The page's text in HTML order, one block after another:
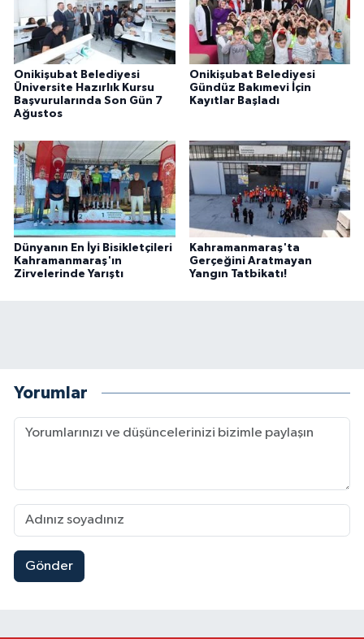
Onikişubat Belediyesi
Üniversite Hazırlık Kursu
Başvurularında Son Gün 7
Ağustos
Onikişubat Belediyesi
Gündüz Bakımevi İçin
Kayıtlar Başladı
Dünyanın En İyi Bisikletçileri
Kahramanmaraş'ın
Zirvelerinde Yarıştı
Kahramanmaraş'ta
Gerçeğini Aratmayan
Yangın Tatbikatı!
Yorumlar
Gönder
19:49 |Mersin'de Tatil Kabusu! Kahramanmaraşlı
SEÇİM 2015
ÇEVRE
BİLİM VE TEKNOLOJİ
TANITIM
HABERDE İNSAN